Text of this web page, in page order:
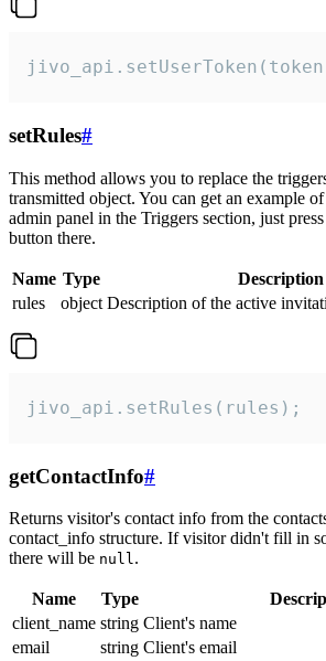
setRules#
This method allows you to replace the
transmitted object. You can get an example
admin panel in the Triggers section, just
button there.
Name Type
Description
rules
object Description of the active
jivo_api.setRules(rules);
getContactInfo#
Returns visitor's contact info from the
contact_info structure. If visitor didn't fill in
there will be null.
Name Type
client_name string Client's name
email
string Client's email